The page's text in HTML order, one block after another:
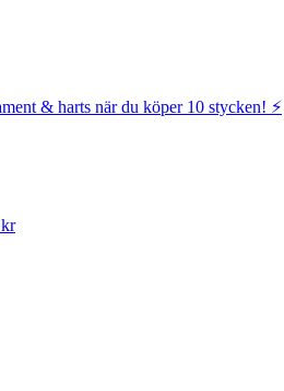
& harts när du köper 10 stycken! ⚡️